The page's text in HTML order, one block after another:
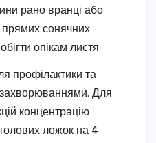
рано вранці або
прямих сонячних
опікам листя.
профілактики та
Для
концентрацію
ложок на 4